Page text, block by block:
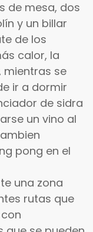
de mesa, dos
y un billar
de los
calor, la
mientras se
ir a dormir
de sidra
un vino al
pong en el
una zona
rutas que